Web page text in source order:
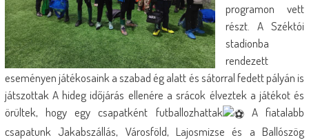
programon vett
részt. A Széktói
stadionba
rendezett
eseményen játékosaink a szabad ég alatt és sátorral fedett pályán is
játszottak A hideg időjárás ellenére a srácok élveztek a játékot és
örültek, hogy egy csapatként futballozhattak
A fiatalabb
csapatunk Jakabszállás, Városföld, Lajosmizse és a Ballószög